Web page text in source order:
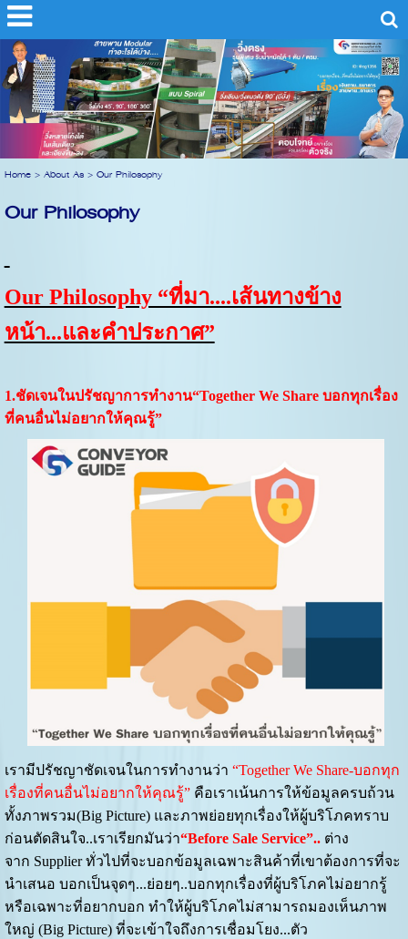
Home> About As> Our Philosophy
Our Philosophy
Our Philosophy “ที่มา....เส้นทางข้าง
หน้า...และคำประกาศ”
1.ชัดเจนในปรัชญาการทำงาน“Together We Share บอกทุกเรื่อง
ที่คนอื่นไม่อยากให้คุณรู้”
เรามีปรัชญาชัดเจนในการทำงานว่า “Together We Share-บอกทุก
เรื่องที่คนอื่นไม่อยากให้คุณรู้”คือเราเน้นการให้ข้อมูลครบถ้วน
ทั้งภาพรวม(Big Picture) และภาพย่อยทุกเรื่องให้ผู้บริโภคทราบ
ก่อนตัดสินใจ..เราเรียกมันว่า“Before Sale Service”.. ต่าง
จาก Supplier ทั่วไปที่จะบอกข้อมูลเฉพาะสินค้าที่เขาต้องการที่จะ
นำเสนอ บอกเป็นจุดๆ...ย่อยๆ..บอกทุกเรื่องที่ผู้บริโภคไม่อยากรู้
หรือเฉพาะที่อยากบอก ทำให้ผู้บริโภคไม่สามารถมองเห็นภาพ
ใหญ่ (Big Picture) ที่จะเข้าใจถึงการเชื่อมโยง...ตัว